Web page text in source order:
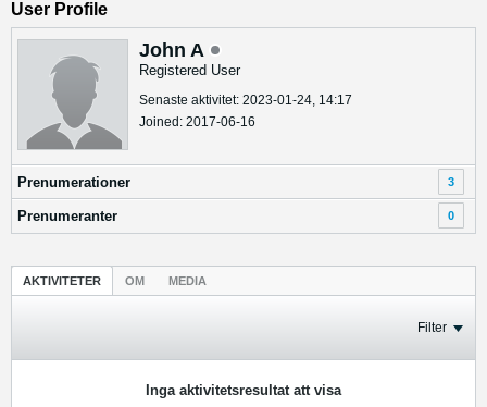
User Profile
John A
Registered User
Senaste aktivitet: 2023-01-24, 14:17
Joined: 2017-06-16
Prenumerationer 3
Prenumeranter 0
AKTIVITETER OM MEDIA
Filter
Inga aktivitetsresultat att visa